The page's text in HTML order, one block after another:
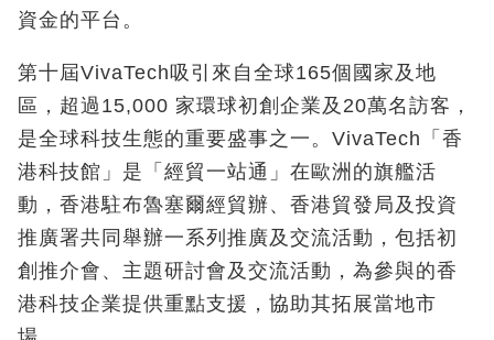
資金的平台。
第十屆VivaTech吸引來自全球165個國家及地
區，超過15,000 家環球初創企業及20萬名訪客，
是全球科技生態的重要盛事之一。VivaTech「香
港科技館」是「經貿一站通」在歐洲的旗艦活
動，香港駐布魯塞爾經貿辦、香港貿發局及投資
推廣署共同舉辦一系列推廣及交流活動，包括初
創推介會、主題研討會及交流活動，為參與的香
港科技企業提供重點支援，協助其拓展當地市